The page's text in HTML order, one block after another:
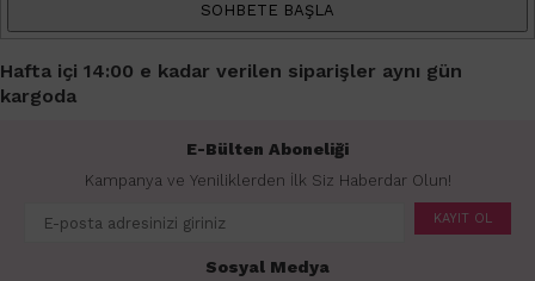
SOHBETE BAŞLA
Hafta içi 14:00 e kadar verilen siparişler aynı gün
kargoda
E-Bülten Aboneliği
Kampanya ve Yeniliklerden İlk Siz Haberdar Olun!
KAYIT OL
Sosyal Medya